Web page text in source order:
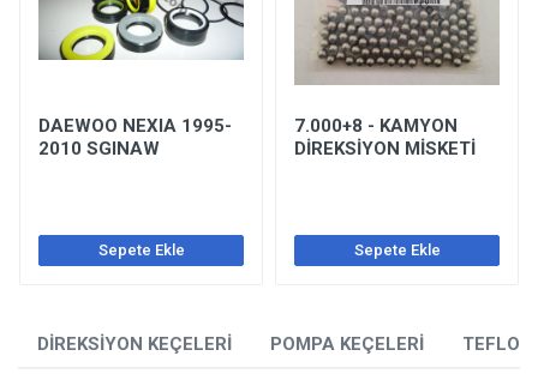
DİREKSİYON KEÇELERİ POMPA KEÇELERİ
DAEWOO NEXIA 1995-
2010 SGINAW
Sepete Ekle
7.000+8 - KAMYON
DİREKSİYON MİSKETİ
Sepete Ekle